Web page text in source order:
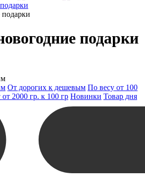
подарки
От дорогих к дешевым По весу от 100
2000 гр. к 100 гр Новинки Товар дня